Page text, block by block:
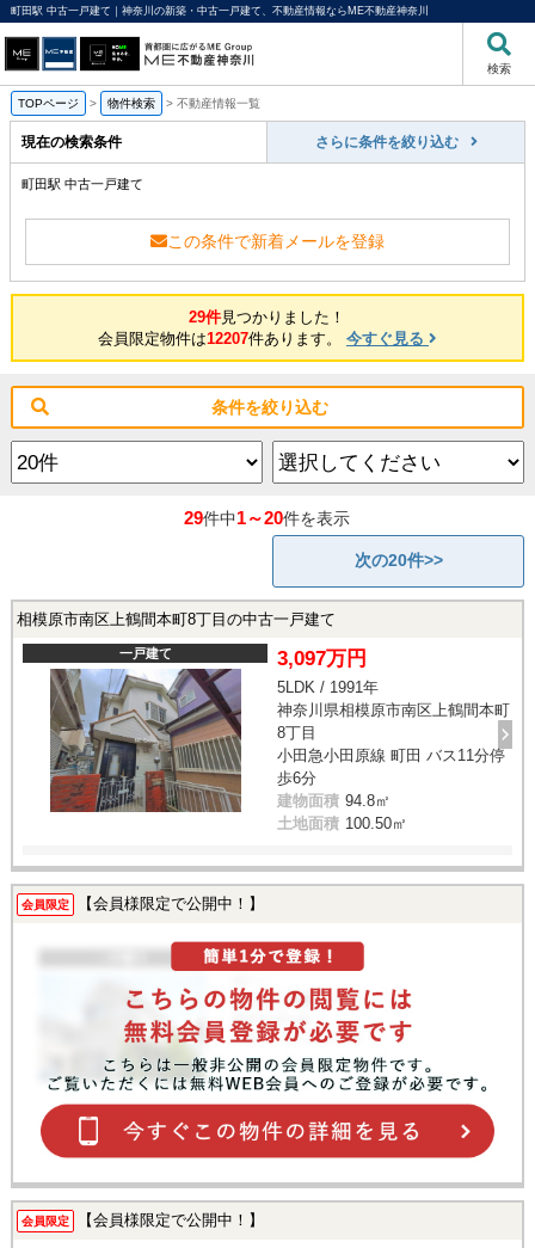
町田駅 中古一戸建て｜神奈川の新築・中古一戸建て、不動産情報ならME不動産神奈川
検索
TOPページ > 物件検索 > 不動産情報一覧
現在の検索条件 さらに条件を絞り込む
町田駅 中古一戸建て
この条件で新着メールを登録
29件見つかりました！
会員限定物件は12207件あります。 今すぐ見る
条件を絞り込む
29件中1～20件を表示
次の20件>>
相模原市南区上鶴間本町8丁目の中古一戸建て
一戸建て 3,097万円
5LDK / 1991年
神奈川県相模原市南区上鶴間本町
8丁目
小田急小田原線 町田 バス11分停
歩6分
建物面積 94.8㎡
土地面積 100.50㎡
会員限定 【会員様限定で公開中！】
会員限定 【会員様限定で公開中！】